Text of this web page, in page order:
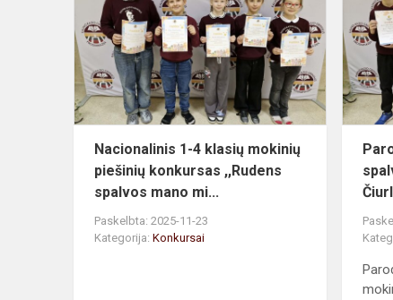
klasių
mokinių
piešinių
konkursas
,,Rudens...
Nacionalinis 1-4 klasių mokinių
piešinių konkursas ,,Rudens
spalvos mano mi...
Paskelbta: 2025-11-23
Kategorija: Konkursai